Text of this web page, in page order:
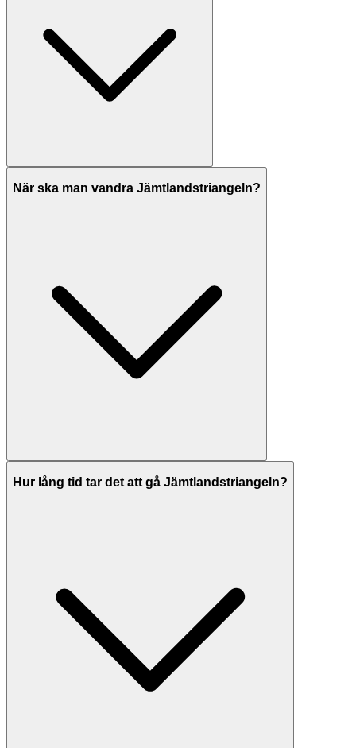
När ska man vandra Jämtlandstriangeln?
Hur lång tid tar det att gå Jämtlandstriangeln?